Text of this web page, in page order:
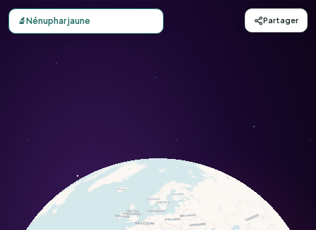
Carte d'observation du Nénuphar jaune (Nuphar lutea) -
🔬Nénuphar jaune Partager